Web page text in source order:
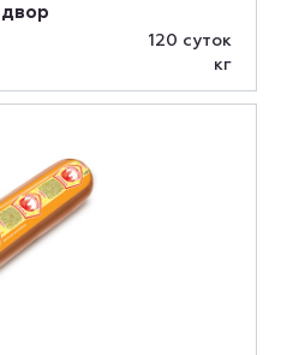
120 суток
кг